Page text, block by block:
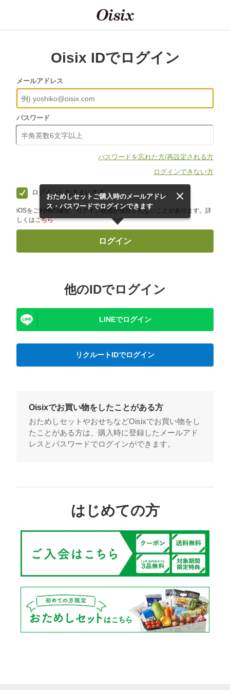
Oisix IDでログイン
メールアドレス
パスワード
パスワードを忘れた方/再設定される方
ログインできない方
ログインしたままにする
iOSをご利用の場合、ログイン状態が保持されないことがあります。詳
しくはこちら
ログイン
おためしセットご購入時のメールアドレ
ス・パスワードでログインできます
他のIDでログイン
LINEでログイン
リクルートIDでログイン
Oisixでお買い物をしたことがある方
おためしセットやおせちなどOisixでお買い物をし
たことがある方は、購入時に登録したメールアド
レスとパスワードでログインができます。
はじめての方